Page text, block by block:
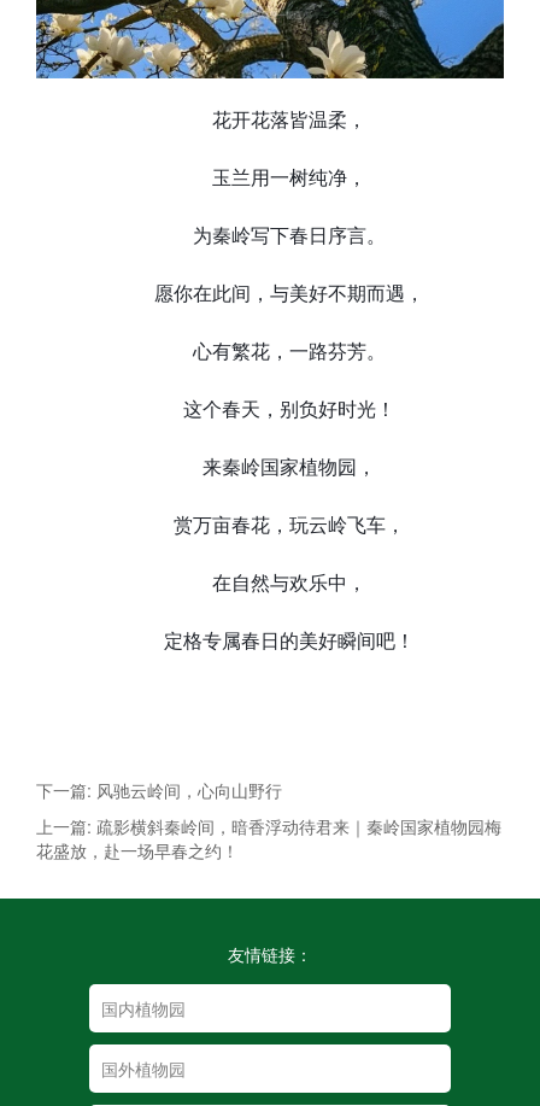
花开花落皆温柔，
玉兰用一树纯净，
为秦岭写下春日序言。
愿你在此间，与美好不期而遇，
心有繁花，一路芬芳。
这个春天，别负好时光！
来秦岭国家植物园，
赏万亩春花，玩云岭飞车，
在自然与欢乐中，
定格专属春日的美好瞬间吧！
下一篇: 风驰云岭间，心向山野行
上一篇: 疏影横斜秦岭间，暗香浮动待君来｜秦岭国家植物园梅
花盛放，赴一场早春之约！
友情链接：